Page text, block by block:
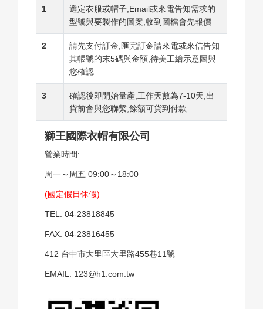
1
選定衣服或帽子,Email或來電告知需求的
型號與要製作的圖案,收到圖檔會先報價
2
請先支付訂金,匯完訂金請來電或來信告知
其帳號的末5碼與金額,待美工繪示意圖與
您確認
3
確認後即開始量產,工作天數為7-10天,出
貨前會與您聯繫,餘額可貨到付款
獅王國際衣帽有限公司
營業時間:
周一～周五 09:00～18:00
(國定假日休假)
TEL: 04-23818845
FAX: 04-23816455
412 台中市大里區大里路455巷11號
EMAIL: 123@h1.com.tw